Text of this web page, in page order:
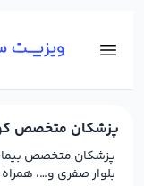
پزشکان متخصص
پزشکان متخصص
بلوار صفری و…،